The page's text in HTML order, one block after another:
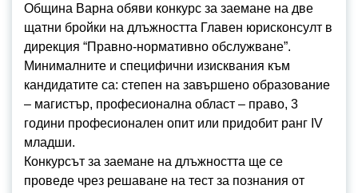
Община Варна обяви конкурс за заемане на две
щатни бройки на длъжността Главен юрисконсулт в
дирекция “Правно-нормативно обслужване”.
Минималните и специфични изисквания към
кандидатите са: степен на завършено образование
– магистър, професионална област – право, 3
години професионален опит или придобит ранг IV
младши.
Конкурсът за заемане на длъжността ще се
проведе чрез решаване на тест за познания от